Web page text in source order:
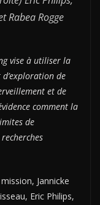
Rabea Rogge
vise à utiliser la
de
et de
comment la
de
Jannicke
Eric Philips,